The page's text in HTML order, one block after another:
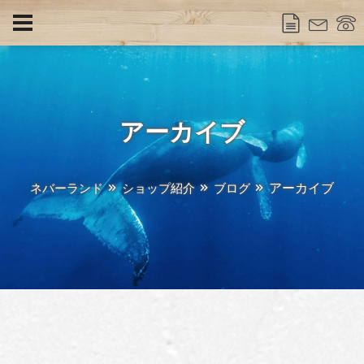
アーカイブ
ネバーランド ショップ紹介 ブログ アーカイブ